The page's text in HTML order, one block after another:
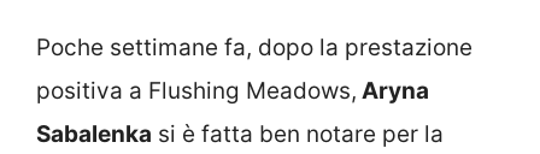
Poche settimane fa, dopo la prestazione
positiva a Flushing Meadows, Aryna
Sabalenka si è fatta ben notare per la